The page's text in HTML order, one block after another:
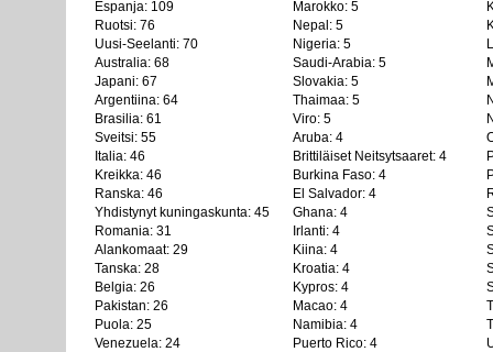
Espanja: 109
Ruotsi: 76
Uusi-Seelanti: 70
Australia: 68
Japani: 67
Argentiina: 64
Brasilia: 61
Sveitsi: 55
Italia: 46
Kreikka: 46
Ranska: 46
Yhdistynyt kuningaskunta: 45
Romania: 31
Alankomaat: 29
Tanska: 28
Belgia: 26
Pakistan: 26
Puola: 25
Venezuela: 24
Marokko: 5
Nepal: 5
Nigeria: 5
Saudi-Arabia: 5
Slovakia: 5
Thaimaa: 5
Viro: 5
Aruba: 4
Brittiläiset Neitsytsaaret: 4
Burkina Faso: 4
El Salvador: 4
Ghana: 4
Irlanti: 4
Kiina: 4
Kroatia: 4
Kypros: 4
Macao: 4
Namibia: 4
Puerto Rico: 4